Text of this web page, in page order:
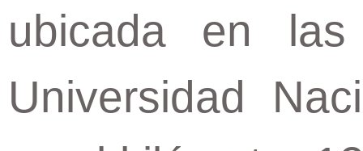
ubicada en
Universidad